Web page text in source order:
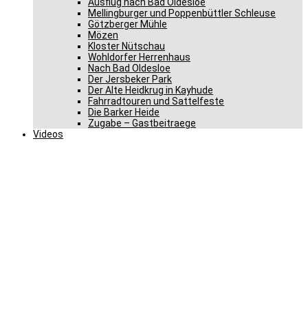
Mellingburger und Poppenbüttler Schleuse
Götzberger Mühle
Mözen
Kloster Nütschau
Wohldorfer Herrenhaus
Nach Bad Oldesloe
Der Jersbeker Park
Der Alte Heidkrug in Kayhude
Fahrradtouren und Sattelfeste
Die Barker Heide
Zugabe – Gastbeitraege
Videos